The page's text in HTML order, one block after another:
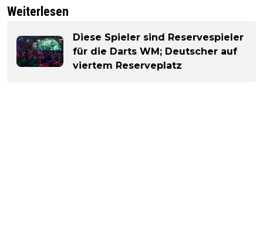
Weiterlesen
Diese Spieler sind Reservespieler
für die Darts WM; Deutscher auf
viertem Reserveplatz